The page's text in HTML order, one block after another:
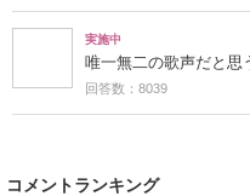
実施中
唯一無二の歌声だと思
回答数：8039
コメントランキング